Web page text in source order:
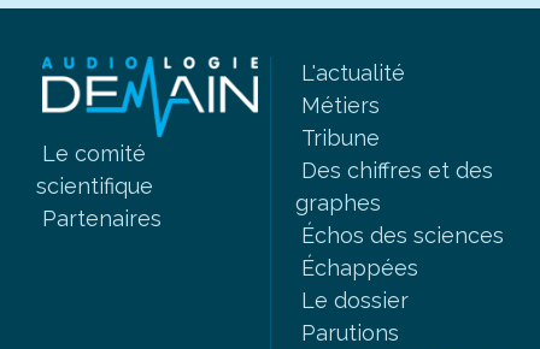
Le comité
scientifique
Partenaires
L'actualité
Métiers
Tribune
Des chiffres et des
graphes
Échos des sciences
Échappées
Le dossier
Parutions